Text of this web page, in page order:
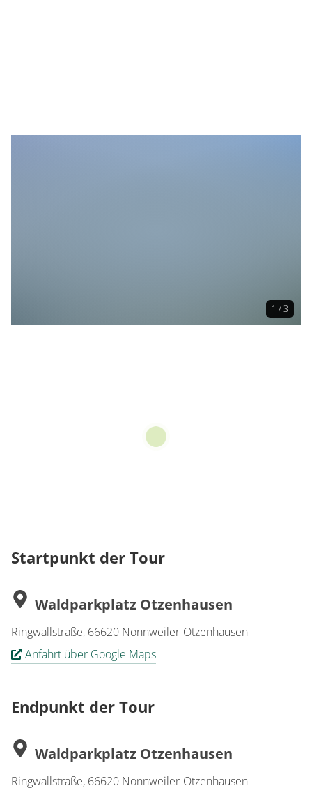
1 / 3
Startpunkt der Tour
Waldparkplatz Otzenhausen
Ringwallstraße, 66620 Nonnweiler-Otzenhausen
Anfahrt über Google Maps
Endpunkt der Tour
Waldparkplatz Otzenhausen
Ringwallstraße, 66620 Nonnweiler-Otzenhausen